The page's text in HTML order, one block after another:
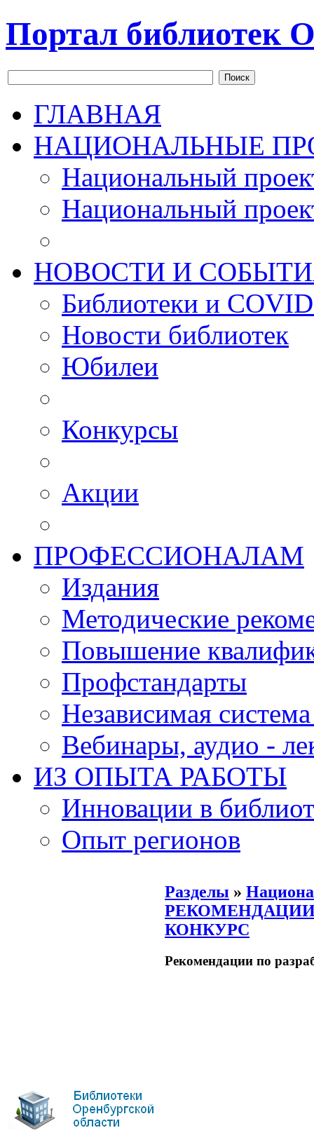
Портал библиотек
Поиск
ГЛАВНАЯ
НАЦИОНАЛЬНЫЕ
Национальный
Национальный
НОВОСТИ И
Библиотеки и
Новости библиотек
Юбилеи
Конкурсы
Акции
ПРОФЕССИОНАЛАМ
Издания
Методические
Повышение
Профстандарты
Независимая
Вебинары, аудио -
ИЗ ОПЫТА РАБОТЫ
Инновации в
Опыт регионов
Разделы »
КОНКУРС
Рекомендации по